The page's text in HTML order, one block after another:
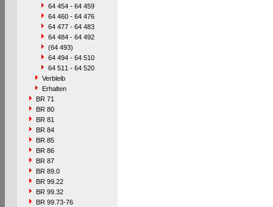
64 454 - 64 459
64 460 - 64 476
64 477 - 64 483
64 484 - 64 492
(64 493)
64 494 - 64 510
64 511 - 64 520
Verbleib
Erhalten
BR 71
BR 80
BR 81
BR 84
BR 85
BR 86
BR 87
BR 89.0
BR 99.22
BR 99.32
BR 99.73-76